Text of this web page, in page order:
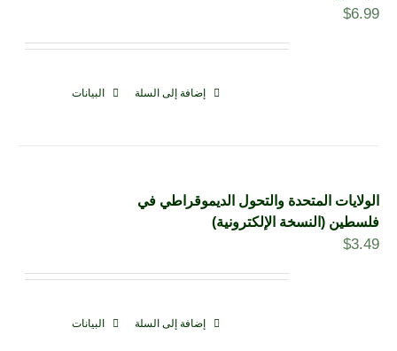
$6.99
إضافة إلى السلة البيانات
الولايات المتحدة والتحول الديموقراطي في
فلسطين (النسخة الإلكترونية)
$3.49
إضافة إلى السلة البيانات